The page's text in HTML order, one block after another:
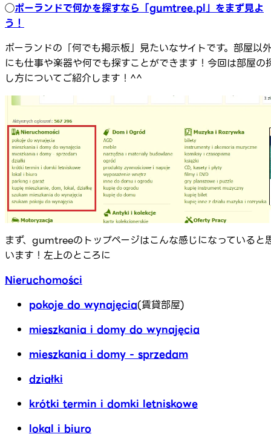
◯ポーランドで何かを探すなら「gumtree.pl」をまず見よ
う！
ポーランドの「何でも掲示板」見たいなサイトです。部屋以
にも仕事や楽器や何でも探すことができます！今回は部屋の
し方についてご紹介します！^^
まず、gumtreeのトップページはこんな感じになっていると
います！左上のところに
Nieruchomości
pokoje do wynajęcia(賃貸部屋)
mieszkania i domy do wynajęcia
mieszkania i domy - sprzedam
działki
krótki termin i domki letniskowe
lokal i biuro